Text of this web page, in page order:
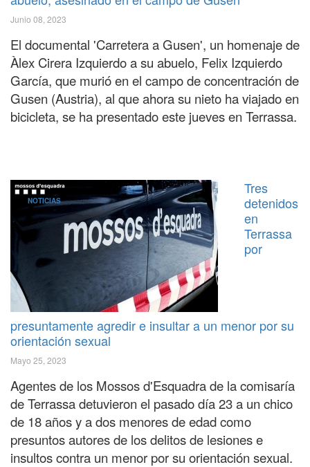
Junio 08, 2023
El documental 'Carretera a Gusen', un homenaje de
Àlex Cirera Izquierdo a su abuelo, Felix Izquierdo
García, que murió en el campo de concentración de
Gusen (Austria), al que ahora su nieto ha viajado en
bicicleta, se ha presentado este jueves en Terrassa.
NOTICIAS
Tres
detenidos
en
Terrassa
por
presuntamente agredir e insultar a un menor por su
orientación sexual
Mayo 25, 2023
Agentes de los Mossos d'Esquadra de la comisaría
de Terrassa detuvieron el pasado día 23 a un chico
de 18 años y a dos menores de edad como
presuntos autores de los delitos de lesiones e
insultos contra un menor por su orientación sexual.